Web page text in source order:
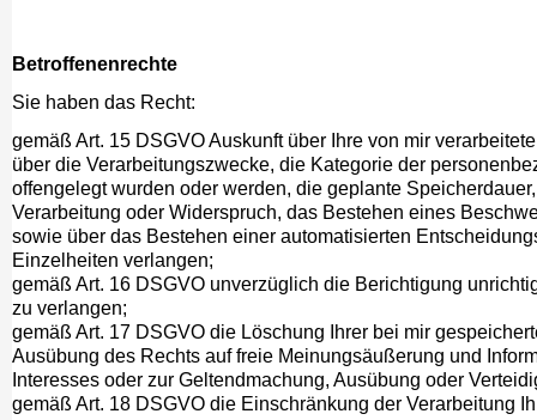
Betroffenenrechte
Sie haben das Recht:
gemäß Art. 15 DSGVO Auskunft über Ihre von mir
über die Verarbeitungszwecke, die Kategorie der
offengelegt wurden oder werden, die geplante
Verarbeitung oder Widerspruch, das Bestehen eines
sowie über das Bestehen einer automatisierten
Einzelheiten verlangen;
gemäß Art. 16 DSGVO unverzüglich die Berichtigung
zu verlangen;
gemäß Art. 17 DSGVO die Löschung Ihrer bei mir
Ausübung des Rechts auf freie Meinungsäußerung und
Interesses oder zur Geltendmachung, Ausübung oder
gemäß Art. 18 DSGVO die Einschränkung der Verarbeitung